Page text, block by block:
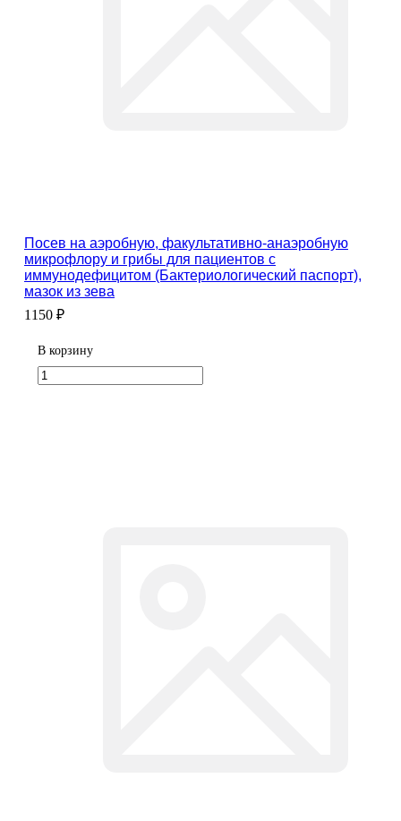
Посев на аэробную, факультативно-анаэробную
микрофлору и грибы для пациентов с
иммунодефицитом (Бактериологический паспорт),
мазок из зева
1150 ₽
В корзину